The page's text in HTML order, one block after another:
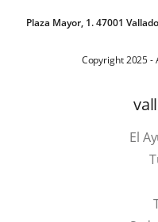
Plaza Mayor, 1. 47001
Copyright 2025 -
El